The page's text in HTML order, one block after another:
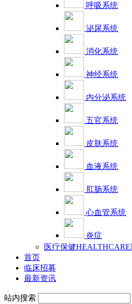
呼吸系统
泌尿系统
消化系统
神经系统
内分泌系统
五官系统
皮肤系统
血液系统
肛肠系统
心血管系统
炎症
医疗保健HEALTHCARE
首页
临床招募
最新资讯
站内搜索